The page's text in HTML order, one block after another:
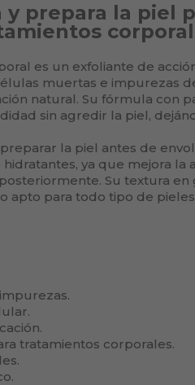
y prepara la piel
es un exfoliante de
muertas e impurezas
natural. Su fórmula con
sin agredir la piel,
la piel antes de
ya que mejora la
Su textura en
apto para todo tipo de
tratamientos corporales.